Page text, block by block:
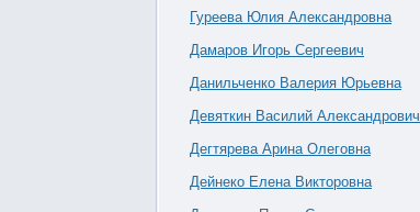
Гуреева Юлия Александровна
Дамаров Игорь Сергеевич
Данильченко Валерия Юрьевна
Девяткин Василий Александрович
Дегтярева Арина Олеговна
Дейнеко Елена Викторовна